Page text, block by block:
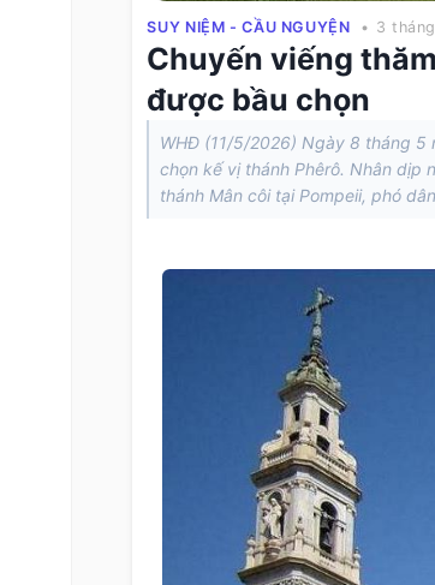
SUY NIỆM - CẦU NGUYỆN • 3
Chuyến viếng
được bầu chọn
WHĐ (11/5/2026) Ngày 8 tháng 5
chọn kế vị thánh Phêrô. Nhân dịp
thánh Mân côi tại Pompeii, phó